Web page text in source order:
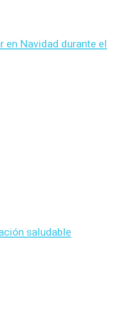
en Navidad durante el
saludable